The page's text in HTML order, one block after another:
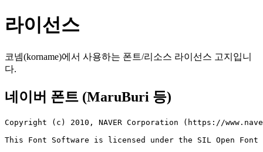
라이선스
코넴(korname)에서 사용하는 폰트/리소스 라이선스 고지입니
다.
네이버 폰트 (MaruBuri 등)
Copyright (c) 2010, NAVER Corporation (https://
This Font Software is licensed under the SIL Open